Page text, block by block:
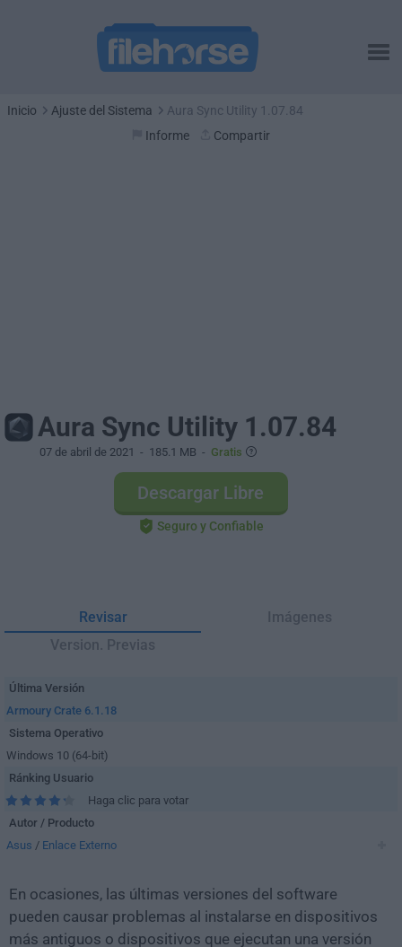
Inicio Ajuste del Sistema
Aura Sync Utility 1.07.84
Informe
Compartir
Aura Sync Utility 1.07.84
07 de abril de 2021 - 185.1 MB - Gratis
Descargar Libre
Seguro y Confiable
Revisar
Imágenes
Version. Previas
Última Versión
Armoury Crate 6.1.18
Sistema Operativo
Windows 10 (64-bit)
Ránking Usuario
Haga clic para votar
Autor / Producto
Asus / Enlace Externo
En ocasiones, las últimas versiones del software
pueden causar problemas al instalarse en dispositivos
más antiguos o dispositivos que ejecutan una versión